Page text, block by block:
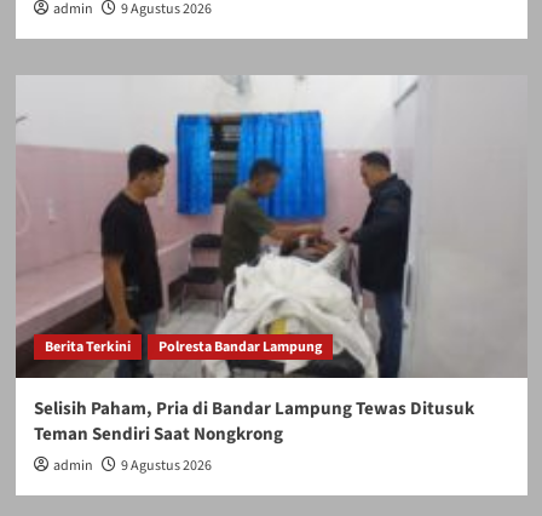
admin 9 Agustus 2026
Berita Terkini Polresta Bandar Lampung
Selisih Paham, Pria di Bandar Lampung Tewas Ditusuk
Teman Sendiri Saat Nongkrong
admin 9 Agustus 2026